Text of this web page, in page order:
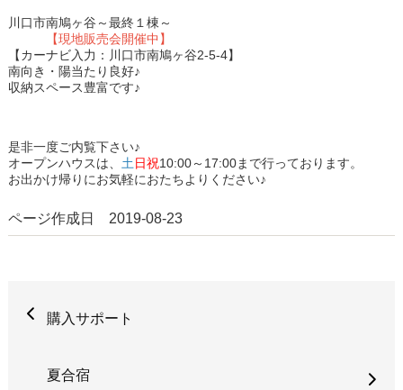
川口市南鳩ヶ谷～最終１棟～
【現地販売会開催中】
【カーナビ入力：川口市南鳩ヶ谷2-5-4】
南向き・陽当たり良好♪
収納スペース豊富です♪
是非一度ご内覧下さい♪
オープンハウスは、 土日祝10:00～17:00まで行っております。
お出かけ帰りにお気軽におたちよりください♪
ページ作成日 2019-08-23
購入サポート
夏合宿